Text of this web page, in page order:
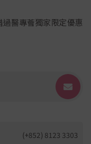
醫專薈獨家限定優惠
(+852) 8123 3303